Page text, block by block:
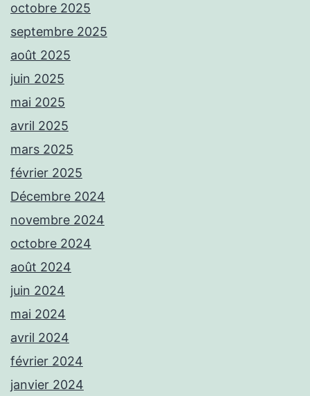
octobre 2025
septembre 2025
août 2025
juin 2025
mai 2025
avril 2025
mars 2025
février 2025
Décembre 2024
novembre 2024
octobre 2024
août 2024
juin 2024
mai 2024
avril 2024
février 2024
janvier 2024